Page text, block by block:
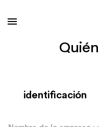
identificación